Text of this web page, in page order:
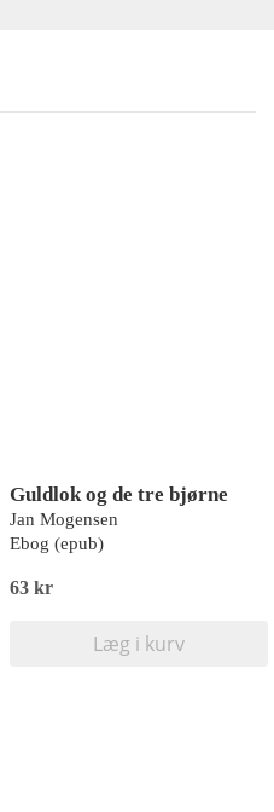
Guldlok og de tre bjørne
Jan Mogensen
Ebog (epub)
63 kr
Læg i kurv